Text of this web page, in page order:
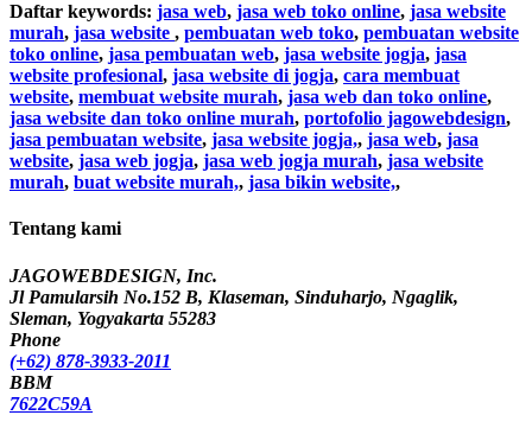
Daftar keywords: jasa web, jasa web toko online, jasa website
murah, jasa website , pembuatan web toko, pembuatan website
toko online, jasa pembuatan web, jasa website jogja, jasa
website profesional, jasa website di jogja, cara membuat
website, membuat website murah, jasa web dan toko online,
jasa website dan toko online murah, portofolio jagowebdesign,
jasa pembuatan website, jasa website jogja,, jasa web, jasa
website, jasa web jogja, jasa web jogja murah, jasa website
murah, buat website murah,, jasa bikin website,,
Tentang kami
JAGOWEBDESIGN, Inc.
Jl Pamularsih No.152 B, Klaseman, Sinduharjo, Ngaglik,
Sleman, Yogyakarta 55283
Phone
(+62) 878-3933-2011
BBM
7622C59A